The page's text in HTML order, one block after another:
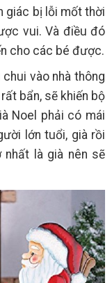
giác bị lỗi mốt thời
vui. Và điều đó
cho các bé được.
vào nhà thông
bẩn, sẽ khiến bộ
Noel phải có mái
lớn tuổi, già rồi
là già nên sẽ